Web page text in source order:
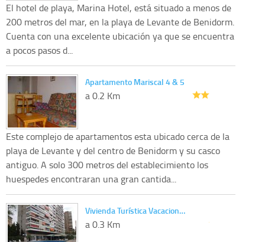
El hotel de playa, Marina Hotel, está situado a menos de
200 metros del mar, en la playa de Levante de Benidorm.
Cuenta con una excelente ubicación ya que se encuentra
a pocos pasos d...
Apartamento Mariscal 4 & 5
a 0.2 Km
Este complejo de apartamentos esta ubicado cerca de la
playa de Levante y del centro de Benidorm y su casco
antiguo. A solo 300 metros del establecimiento los
huespedes encontraran una gran cantida...
Vivienda Turística Vacacion…
a 0.3 Km